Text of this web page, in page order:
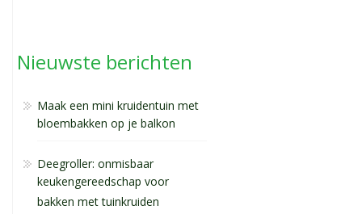
Nieuwste berichten
Maak een mini kruidentuin met
bloembakken op je balkon
Deegroller: onmisbaar
keukengereedschap voor
bakken met tuinkruiden